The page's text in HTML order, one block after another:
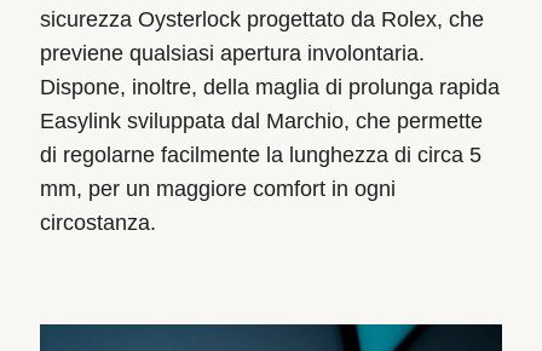
sicurezza Oysterlock progettato da Rolex, che
previene qualsiasi apertura involontaria.
Dispone, inoltre, della maglia di prolunga rapida
Easylink sviluppata dal Marchio, che permette
di regolarne facilmente la lunghezza di circa 5
mm, per un maggiore comfort in ogni
circostanza.